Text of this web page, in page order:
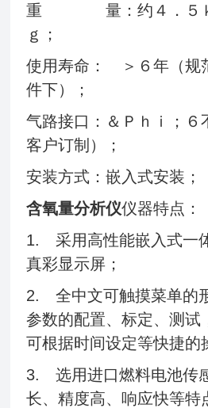
重 量：约４．５
ｇ
使用寿命： ＞６年（规
件下）；
气路接口：＆Ｐｈｉ；６
客户订制）
安装方式：嵌
含氧量分析仪仪器特点
1. 采用高性能嵌入式一
真彩显示屏；
2. 全中文可触摸菜单的
参数的配置、标定、测试
可根据时间设定等快捷的
3. 选用进口燃料电池传
长、精度高、响应快等特